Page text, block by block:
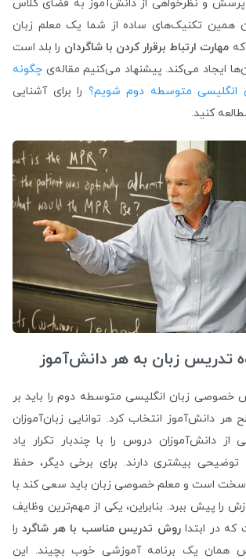
و نظرخواهی از دانش‌آموز به فضای کلاس
همین تکنیک‌های ساده از شما یک معلم زبان
مهارت ارتباط برقرار کردن با شاگردان را بلد است
ایجاد می‌کند. پیشنهاد می‌کنیم مقاله‌ی چگونه
انگلیسی متوسطه دوم شویم؟ را برای آشنایی
کنید.
تدریس زبان به هر دانش‌آموز
زبان انگلیسی متوسطه دوم را باید بر
دانش‌آموز انتخاب کرد. توانایی زبان‌آموزان
دانش‌آموزان دروس را با چندبار تکرار یاد
توضیحی بیشتری دارند. برای برخی دیگر، حفظ
سخت است و معلم خصوصی زبان باید سعی کند با
را پیش ببرد. بنابراین، یکی از مهم‌ترین وظایف
که در ابتداروش تدریس مناسب با هر شاگردرا
همان یک برنامه آموزشی خوب بچیند. این